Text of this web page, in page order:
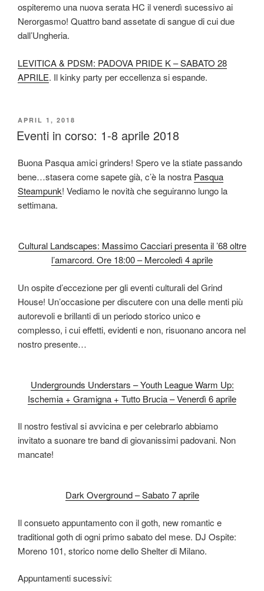
ospiteremo una nuova serata HC il venerdì sucessivo ai
Nerorgasmo! Quattro band assetate di sangue di cui due
dall’Ungheria.
LEVITICA & PDSM: PADOVA PRIDE K – SABATO 28
APRILE. Il kinky party per eccellenza si espande.
POSTED
ON
APRIL 1, 2018
Eventi in corso: 1-8 aprile 2018
Buona Pasqua amici grinders! Spero ve la stiate passando
bene…stasera come sapete già, c’è la nostra Pasqua
Steampunk! Vediamo le novità che seguiranno lungo la
settimana.
Cultural Landscapes: Massimo Cacciari presenta il ’68 oltre
l’amarcord. Ore 18:00 – Mercoledì 4 aprile
Un ospite d’eccezione per gli eventi culturali del Grind
House! Un’occasione per discutere con una delle menti più
autorevoli e brillanti di un periodo storico unico e
complesso, i cui effetti, evidenti e non, risuonano ancora nel
nostro presente…
Undergrounds Understars – Youth League Warm Up:
Ischemia + Gramigna + Tutto Brucia – Venerdì 6 aprile
Il nostro festival si avvicina e per celebrarlo abbiamo
invitato a suonare tre band di giovanissimi padovani. Non
mancate!
Dark Overground – Sabato 7 aprile
Il consueto appuntamento con il goth, new romantic e
traditional goth di ogni primo sabato del mese. DJ Ospite:
Moreno 101, storico nome dello Shelter di Milano.
Appuntamenti sucessivi: